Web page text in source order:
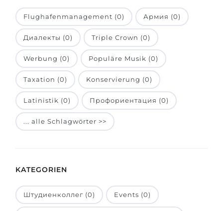
Holland-Test
Interessenkarte-Test
RIASEC-Test
Erfolgzu
100%
BEWERBEN AUS …
Russland
Ukraine
Kasachstan
Aserbaidschan
Armenien
Belarus
BERATUNG BUCHEN
Flughafenmanagement (0) Армия (0)
Диалекты (0) Triple Crown (0)
Werbung (0) Populäre Musik (0)
Taxation (0) Konservierung (0)
Latinistik (0) Профориентация (0)
... alle Schlagwörter >>
KATEGORIEN
Штудиенколлег (0) Events (0)